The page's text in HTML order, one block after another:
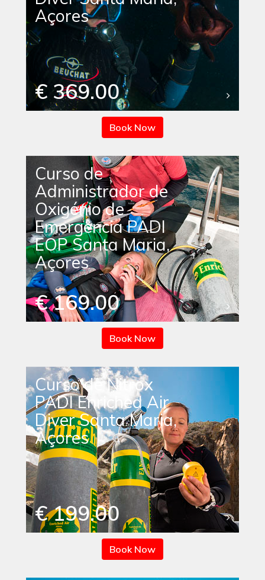
Açores
€ 369.00
Book Now
Curso de
Administrador de
Oxigénio de
Emergência PADI
EOP Santa Maria,
Açores
€ 169.00
Book Now
Curso de Nitrox
PADI Enriched Air
Diver Santa Maria,
Açores
€ 199.00
Book Now